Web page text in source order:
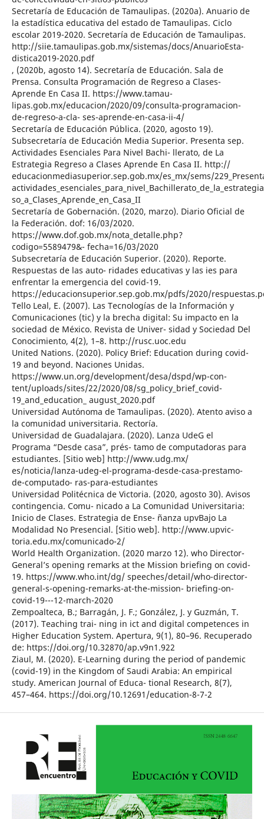
Secretaría de Educación de Tamaulipas. (2020a). Anuario de
la estadística educativa del estado de Tamaulipas. Ciclo
escolar 2019-2020. Secretaría de Educación de Tamaulipas.
http://siie.tamaulipas.gob.mx/sistemas/docs/AnuarioEsta-
distica2019-2020.pdf
, (2020b, agosto 14). Secretaría de Educación. Sala de
Prensa. Consulta Programación de Regreso a Clases-
Aprende En Casa II. https://www.tamau-
lipas.gob.mx/educacion/2020/09/consulta-programacion-
de-regreso-a-cla- ses-aprende-en-casa-ii-4/
Secretaría de Educación Pública. (2020, agosto 19).
Subsecretaría de Educación Media Superior. Presenta sep.
Actividades Esenciales Para Nivel Bachi- llerato, de La
Estrategia Regreso a Clases Aprende En Casa II. http://
educacionmediasuperior.sep.gob.mx/es_mx/sems/
so_a_Clases_Aprende_en_Casa_II
Secretaría de Gobernación. (2020, marzo). Diario Oficial de
la Federación. dof: 16/03/2020.
https://www.dof.gob.mx/nota_detalle.php?
codigo=5589479&- fecha=16/03/2020
Subsecretaría de Educación Superior. (2020). Reporte.
Respuestas de las auto- ridades educativas y las ies para
enfrentar la emergencia del covid-19.
https://educacionsuperior.sep.gob.mx/pdfs/2020/
Tello Leal, E. (2007). Las Tecnologías de la Información y
Comunicaciones (tic) y la brecha digital: Su impacto en la
sociedad de México. Revista de Univer- sidad y Sociedad Del
Conocimiento, 4(2), 1–8. http://rusc.uoc.edu
United Nations. (2020). Policy Brief: Education during covid-
19 and beyond. Naciones Unidas.
https://www.un.org/development/desa/dspd/wp-con-
tent/uploads/sites/22/2020/08/sg_policy_brief_covid-
19_and_education_ august_2020.pdf
Universidad Autónoma de Tamaulipas. (2020). Atento aviso a
la comunidad universitaria. Rectoría.
Universidad de Guadalajara. (2020). Lanza UdeG el
Programa “Desde casa”, prés- tamo de computadoras para
estudiantes. [Sitio web] http://www.udg.mx/
es/noticia/lanza-udeg-el-programa-desde-casa-prestamo-
de-computado- ras-para-estudiantes
Universidad Politécnica de Victoria. (2020, agosto 30). Avisos
contingencia. Comu- nicado a La Comunidad Universitaria:
Inicio de Clases. Estrategia de Ense- ñanza upvBajo La
Modalidad No Presencial. [Sitio web]. http://www.upvic-
toria.edu.mx/comunicado-2/
World Health Organization. (2020 marzo 12). who Director-
General’s opening remarks at the Mission briefing on covid-
19. https://www.who.int/dg/ speeches/detail/who-director-
general-s-opening-remarks-at-the-mission- briefing-on-
covid-19---12-march-2020
Zempoalteca, B.; Barragán, J. F.; González, J. y Guzmán, T.
(2017). Teaching trai- ning in ict and digital competences in
Higher Education System. Apertura, 9(1), 80–96. Recuperado
de: https://doi.org/10.32870/ap.v9n1.922
Ziaul, M. (2020). E-Learning during the period of pandemic
(covid-19) in the Kingdom of Saudi Arabia: An empirical
study. American Journal of Educa- tional Research, 8(7),
457–464. https://doi.org/10.12691/education-8-7-2